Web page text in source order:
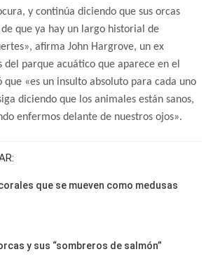
y continúa diciendo que sus orcas
que ya hay un largo historial de
afirma John Hargrove, un ex
parque acuático que aparece en el
«es un insulto absoluto para cada uno
diciendo que los animales están sanos,
enfermos delante de nuestros ojos».
que se mueven como medusas
y sus “sombreros de salmón”